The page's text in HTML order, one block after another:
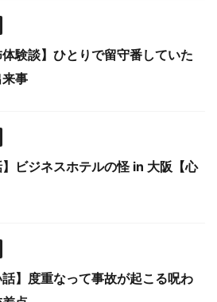
体験談】ひとりで留守番していた
事
】ビジネスホテルの怪 in 大阪【心
話】度重なって事故が起こる呪わ